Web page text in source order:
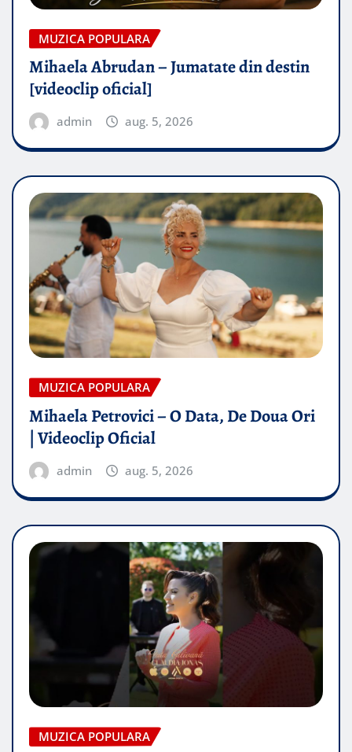
MUZICA POPULARA
Mihaela Abrudan – Jumatate din destin
[videoclip oficial]
admin aug. 5, 2026
MUZICA POPULARA
Mihaela Petrovici – O Data, De Doua Ori
| Videoclip Oficial
admin aug. 5, 2026
MUZICA POPULARA